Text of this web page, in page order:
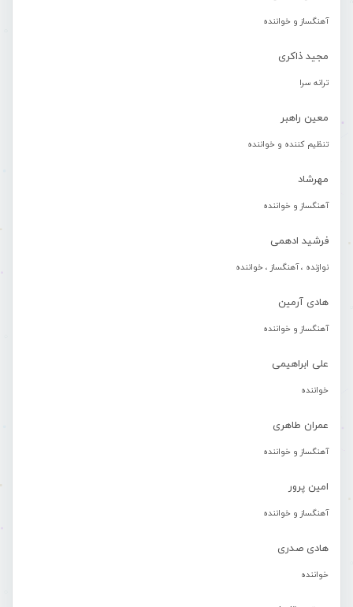
آهنگساز و خواننده
مجید ذاکری
ترانه سرا
معین راهبر
تنظیم کننده و خواننده
مهرشاد
آهنگساز و خواننده
فرشید ادهمی
نوازنده ، آهنگساز ، خواننده
هادی آرمین
آهنگساز و خواننده
علی ابراهیمی
خواننده
عمران طاهری
آهنگساز و خواننده
امین پرور
آهنگساز و خواننده
هادی صدری
خواننده